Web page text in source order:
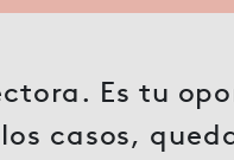
Es tu
casos,